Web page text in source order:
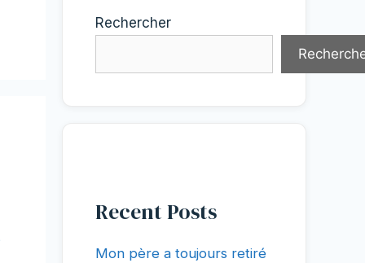
Rechercher
Recent Posts
Mon père a toujours retiré